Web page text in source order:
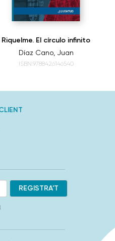
Riquelme. El círculo infinito
Díaz Cano, Juan
ISBN:9788426146540